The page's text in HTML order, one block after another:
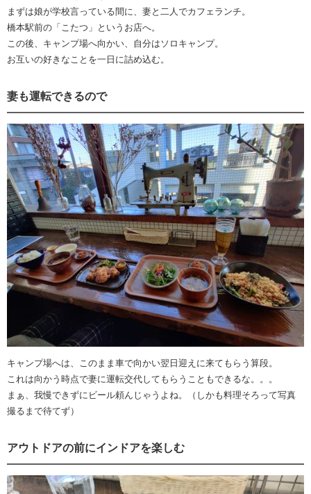
まずは娘が学校言っている間に、妻と二人でカフェランチ。
橋本駅前の「こたつ」というお店へ。
この後、キャンプ場へ向かい、自分はソロキャンプ。
お互いの好きなことを一日に詰め込む。
妻も運転できるので
キャンプ場へは、このまま車で向かい翌日迎えに来てもらう算段。
これは向かう時点で妻に運転交代してもらうこともできるな。。。
まぁ、我慢できずにビール頼んじゃうよね。（しかも料理そろって写真
撮るまで待てず）
アウトドアの前にインドアを楽しむ